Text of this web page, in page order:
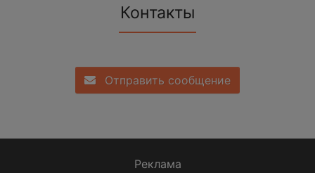
Контакты
Отправить сообщение
Реклама